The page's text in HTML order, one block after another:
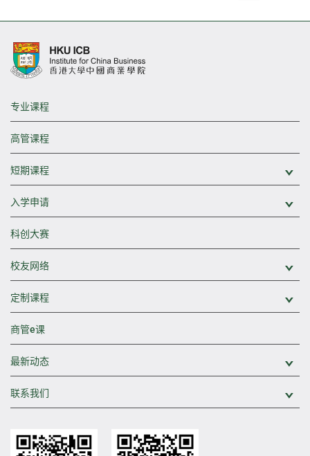
专业课程
高管课程
短期课程
入学申请
科创大赛
校友网络
定制课程
商管e课
最新动态
联系我们